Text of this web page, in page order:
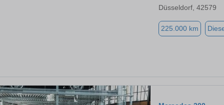
Düsseldorf, 42579
225.000 km